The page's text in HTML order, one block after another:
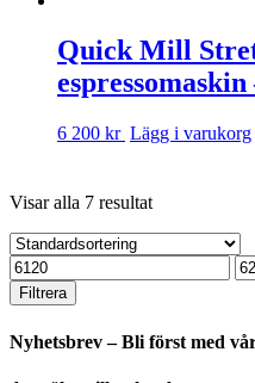
Quick Mill
6 200 kr Lägg i varukorg
Visar alla 7 resultat
Min
prisFiltrera
Nyhetsbrev – Bli först med